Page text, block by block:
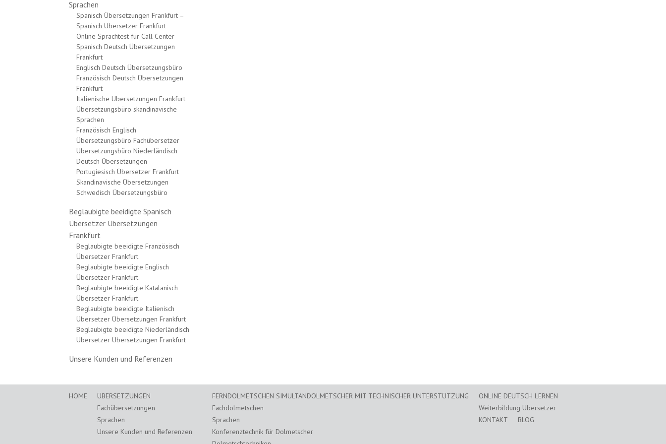
Sprachen
Spanisch Übersetzungen Frankfurt –
Spanisch Übersetzer Frankfurt
Online Sprachtest für Call Center
Spanisch Deutsch Übersetzungen
Frankfurt
Englisch Deutsch Übersetzungsbüro
Französisch Deutsch Übersetzungen
Frankfurt
Italienische Übersetzungen Frankfurt
Übersetzungsbüro skandinavische
Sprachen
Französisch Englisch
Übersetzungsbüro Fachübersetzer
Übersetzungsbüro Niederländisch
Deutsch Übersetzungen
Portugiesisch Übersetzer Frankfurt
Skandinavische Übersetzungen
Schwedisch Übersetzungsbüro
Beglaubigte beeidigte Spanisch
Übersetzer Übersetzungen
Frankfurt
Beglaubigte beeidigte Französisch
Übersetzer Frankfurt
Beglaubigte beeidigte Englisch
Übersetzer Frankfurt
Beglaubigte beeidigte Katalanisch
Übersetzer Frankfurt
Beglaubigte beeidigte Italienisch
Übersetzer Übersetzungen Frankfurt
Beglaubigte beeidigte Niederländisch
Übersetzer Übersetzungen Frankfurt
Unsere Kunden und Referenzen
HOME
ÜBERSETZUNGEN
Fachübersetzungen
Sprachen
Unsere Kunden und Referenzen
FERNDOLMETSCHEN SIMULTANDOLMETSCHER MIT TECHNISCHER UNTERSTÜTZUNG
Fachdolmetschen
Sprachen
Konferenztechnik für Dolmetscher
ONLINE DEUTSCH LERNEN
Weiterbildung Übersetzer
KONTAKT
BLOG